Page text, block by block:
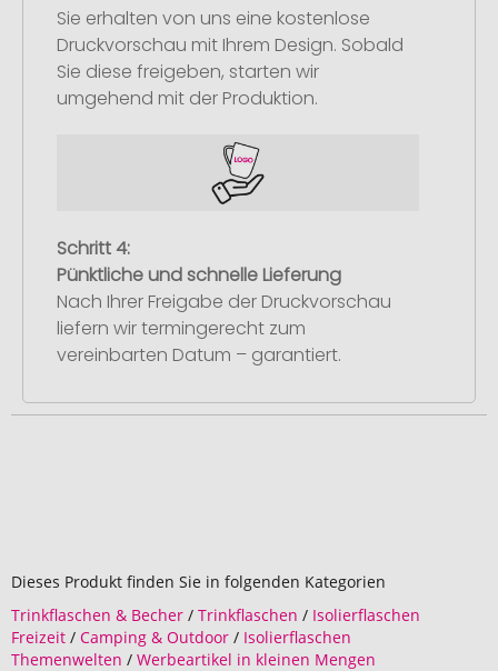
Sie erhalten von uns eine kostenlose
Druckvorschau mit Ihrem Design. Sobald
Sie diese freigeben, starten wir
umgehend mit der Produktion.
Schritt 4:
Pünktliche und schnelle Lieferung
Nach Ihrer Freigabe der Druckvorschau
liefern wir termingerecht zum
vereinbarten Datum – garantiert.
Dieses Produkt finden Sie in folgenden Kategorien
Trinkflaschen & Becher / Trinkflaschen / Isolierflaschen
Freizeit / Camping & Outdoor / Isolierflaschen
Themenwelten / Werbeartikel in kleinen Mengen